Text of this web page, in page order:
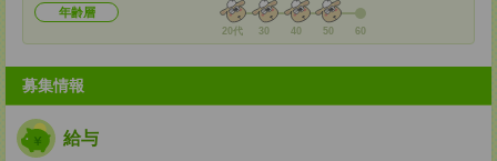
年齢層
20代 30 40 50 60
募集情報
給与